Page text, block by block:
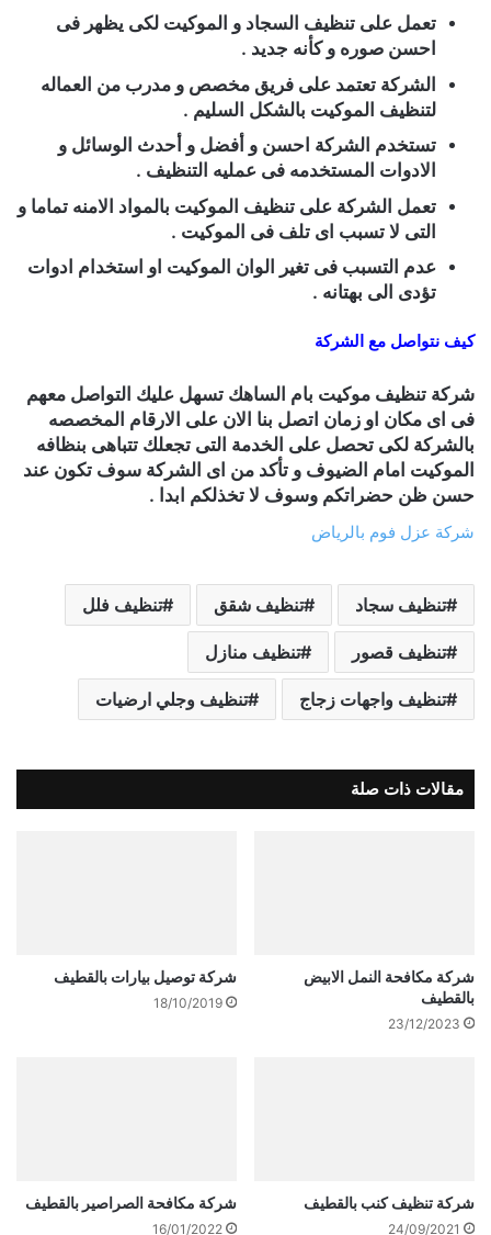
تعمل على تنظيف السجاد و الموكيت لكى يظهر فى
احسن صوره و كأنه جديد .
الشركة تعتمد على فريق مخصص و مدرب من العماله
لتنظيف الموكيت بالشكل السليم .
تستخدم الشركة احسن و أفضل و أحدث الوسائل و
الادوات المستخدمه فى عمليه التنظيف .
تعمل الشركة على تنظيف الموكيت بالمواد الامنه تماما و
التى لا تسبب اى تلف فى الموكيت .
عدم التسبب فى تغير الوان الموكيت او استخدام ادوات
تؤدى الى بهتانه .
كيف نتواصل مع الشركة
شركة تنظيف موكيت بام الساهك تسهل عليك التواصل معهم
فى اى مكان او زمان اتصل بنا الان على الارقام المخصصه
بالشركة لكى تحصل على الخدمة التى تجعلك تتباهى بنظافه
الموكيت امام الضيوف و تأكد من اى الشركة سوف تكون عند
حسن ظن حضراتكم وسوف لا تخذلكم ابدا .
شركة عزل فوم بالرياض
تنظيف سجاد تنظيف شقق تنظيف فلل
تنظيف قصور تنظيف منازل
تنظيف واجهات زجاج تنظيف وجلي ارضيات
مقالات ذات صلة
شركة مكافحة النمل الابيض
بالقطيف
23/12/2023
شركة توصيل بيارات بالقطيف
18/10/2019
شركة تنظيف كنب بالقطيف
24/09/2021
شركة مكافحة الصراصير بالقطيف
16/01/2022